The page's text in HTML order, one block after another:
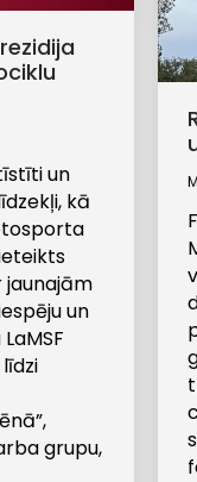
un
kā
jaunajām
un
grupu,